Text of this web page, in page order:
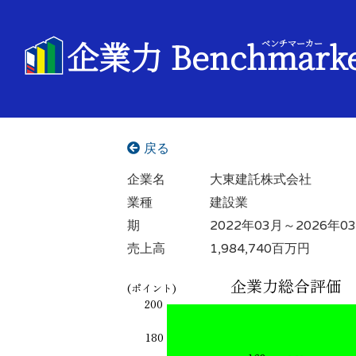
ベンチマーカー
企業力
戻る
企業名
大東建託株式会社
業種
建設業
期
2022年03月～2026年03
売上高
1,984,740百万円